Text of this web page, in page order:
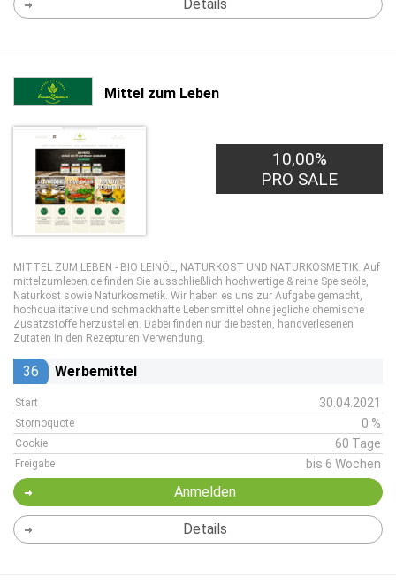
Details
Mittel zum Leben
10,00%
PRO SALE
MITTEL ZUM LEBEN - BIO LEINÖL, NATURKOST UND NATURKOSMETIK. Auf
mittelzumleben.de finden Sie ausschließlich hochwertige & reine Speiseöle,
Naturkost sowie Naturkosmetik. Wir haben es uns zur Aufgabe gemacht,
hochqualitative und schmackhafte Lebensmittel ohne jegliche chemische
Zusatzstoffe herzustellen. Dabei finden nur die besten, handverlesenen
Zutaten in den Rezepturen Verwendung.
36 Werbemittel
Start 30.04.2021
Stornoquote 0 %
Cookie 60 Tage
Freigabe bis 6 Wochen
Anmelden
Details